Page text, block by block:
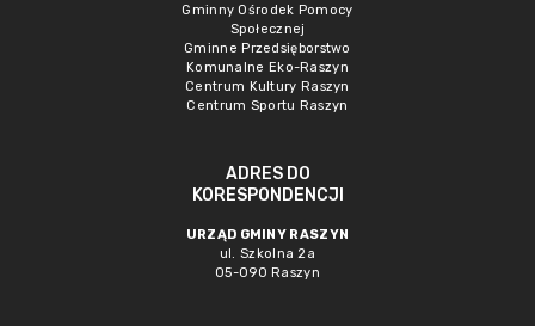
Gminny Ośrodek Pomocy
Społecznej
Gminne Przedsięborstwo
Komunalne Eko-Raszyn
Centrum Kultury Raszyn
Centrum Sportu Raszyn
ADRES DO
KORESPONDENCJI
URZĄD GMINY RASZYN
ul. Szkolna 2a
05-090 Raszyn